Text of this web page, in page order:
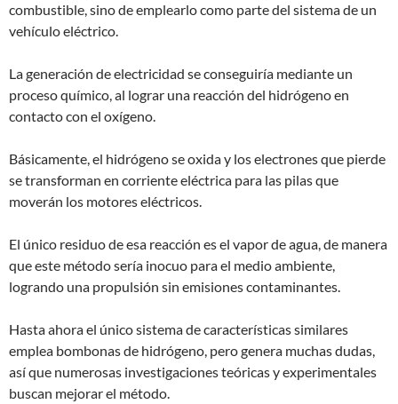
combustible, sino de emplearlo como parte del sistema de un
vehículo eléctrico.
La generación de electricidad se conseguiría mediante un
proceso químico, al lograr una reacción del hidrógeno en
contacto con el oxígeno.
Básicamente, el hidrógeno se oxida y los electrones que pierde
se transforman en corriente eléctrica para las pilas que
moverán los motores eléctricos.
El único residuo de esa reacción es el vapor de agua, de manera
que este método sería inocuo para el medio ambiente,
logrando una propulsión sin emisiones contaminantes.
Hasta ahora el único sistema de características similares
emplea bombonas de hidrógeno, pero genera muchas dudas,
así que numerosas investigaciones teóricas y experimentales
buscan mejorar el método.